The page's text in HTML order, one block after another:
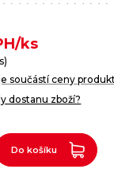
ks
součástí ceny
dostanu zboží?
Do košíku